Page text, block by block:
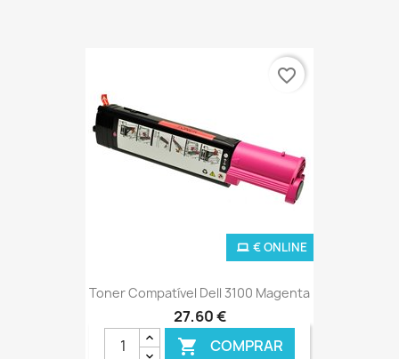
Toner Compatível Dell 3100 Magenta
27,60 €
 COMPRAR
€ ONLINE
favorite_border